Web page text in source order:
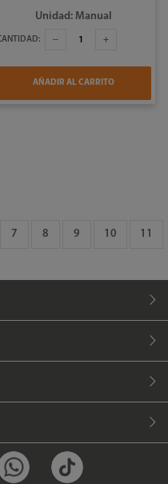
Unidad: Manual
AÑADIR AL CARRITO
7 8 9 10 11